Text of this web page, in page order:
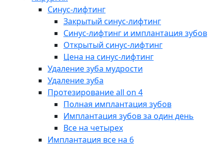
Синус-лифтинг
Закрытый синус-лифтинг
Синус-лифтинг и имплантация зубов
Открытый синус-лифтинг
Цена на синус-лифтинг
Удаление зуба мудрости
Удаление зуба
Протезирование all on 4
Полная имплантация зубов
Имплантация зубов за один день
Все на четырех
Имплантация все на 6